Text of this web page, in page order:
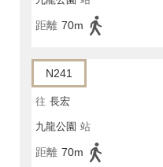
距離 70m
N241
往 長宏
九龍公園 站
距離 70m